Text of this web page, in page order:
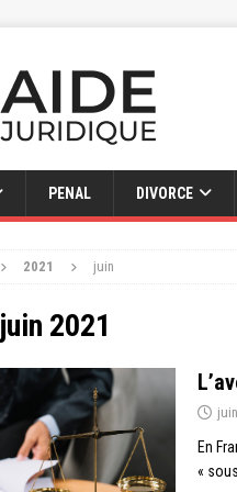
PENAL DIVORCE
2021 juin
juin 2021
En
«